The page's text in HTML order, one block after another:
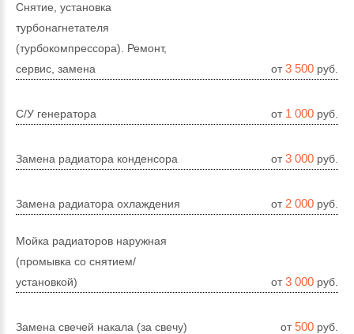
Снятие, установка
турбонагнетателя
(турбокомпрессора). Ремонт,
сервис, замена
от3 500 руб.
С/У генератора от 1 000 руб.
Замена радиатора конденсора от3 000 руб.
Замена радиатора охлаждения от 2 000 руб.
Мойка радиаторов наружная
(промывка со снятием/
установкой)
от3 000 руб.
Замена свечей накала (за свечу) от500 руб.